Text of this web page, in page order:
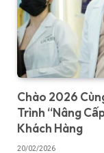
Chào 2026
Trình “Nâng
Khách Hàng
20/02/2026